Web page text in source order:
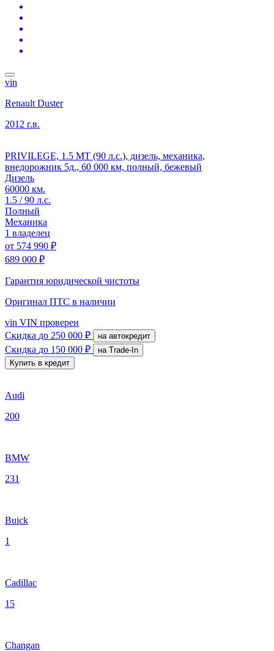
vin
Renault Duster
2012 г.в.
PRIVILEGE, 1.5 MT (90 л.с.), дизель, механика,
внедорожник 5д., 60 000 км, полный, бежевый
Дизель
60000 км.
1.5 / 90 л.с.
Полный
Механика
1 владелец
от 574 990 ₽
689 000 ₽
Гарантия юридической чистоты
Оригинал ПТС в наличии
vin VIN проверен
Скидка до 250 000 ₽ на автокредит
Скидка до 150 000 ₽
на Trade-In
Купить в кредит
Audi
200
BMW
231
Buick
1
Cadillac
15
Changan